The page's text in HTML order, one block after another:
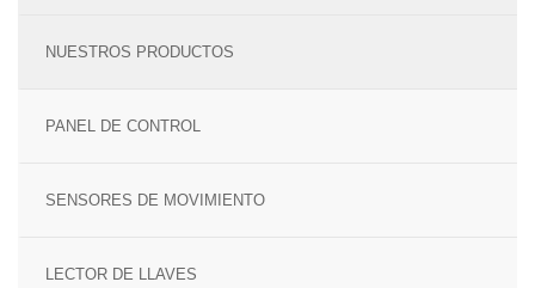
NUESTROS PRODUCTOS
PANEL DE CONTROL
SENSORES DE MOVIMIENTO
LECTOR DE LLAVES